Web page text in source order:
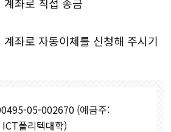
좌로 자동이체를 신청해 주시기
05-002670 (예금주:
ICT폴리텍대학)